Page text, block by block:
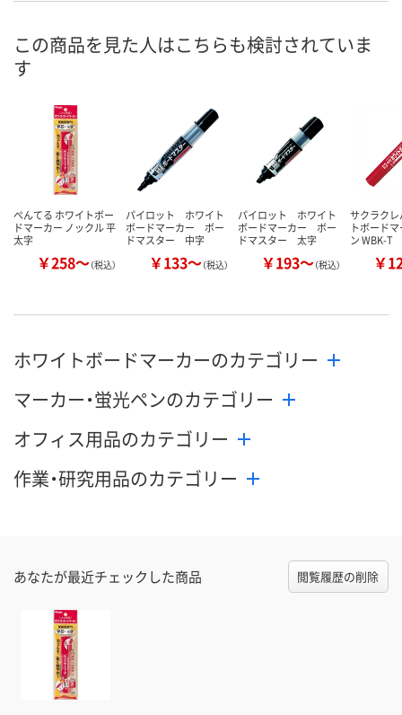
この商品を見た人はこちらも検討されていま
す
ぺんてる ホワイトボー
ドマーカー ノックル 平
太字
￥258～（税込）
パイロット ホワイト
ボードマーカー ボー
ドマスター 中字
￥133～（税込）
パイロット ホワイト
ボードマーカー ボー
ドマスター 太字
￥193～（税込）
サクラク
トボード
ン WBK-T
￥
ホワイトボードマーカーのカテゴリー
マーカー・蛍光ペンのカテゴリー
オフィス用品のカテゴリー
作業・研究用品のカテゴリー
あなたが最近チェックした商品 閲覧履歴の削除